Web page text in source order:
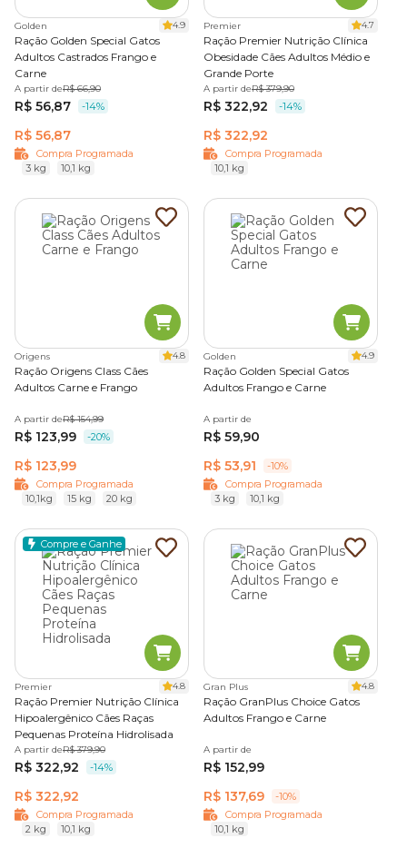
Golden 4.9
Ração Golden Special Gatos
Adultos Castrados Frango e
Carne
A partir deR$ 66,90
R$ 56,87 -14%
R$ 56,87
Compra Programada
3 kg
10,1 kg
Premier 4.7
Ração Premier Nutrição Clínica
Obesidade Cães Adultos Médio e
Grande Porte
A partir deR$ 379,90
R$ 322,92 -14%
R$ 322,92
Compra Programada
10,1 kg
Origens 4.8
Ração Origens Class Cães
Adultos Carne e Frango
A partir deR$ 154,99
R$ 123,99 -20%
R$ 123,99
Compra Programada
10,1kg
15 kg 20 kg
Golden 4.9
Ração Golden Special Gatos
Adultos Frango e Carne
A partir de
R$ 59,90
R$ 53,91
-10%
Compra Programada
3 kg
10,1 kg
Compre e Ganhe
Premier 4.8
Ração Premier Nutrição Clínica
Hipoalergênico Cães Raças
Pequenas Proteína Hidrolisada
A partir deR$ 379,90
R$ 322,92 -14%
R$ 322,92
Compra Programada
2 kg
10,1 kg
Gran Plus 4.8
Ração GranPlus Choice Gatos
Adultos Frango e Carne
A partir de
R$ 152,99
R$ 137,69
-10%
Compra Programada
10,1 kg